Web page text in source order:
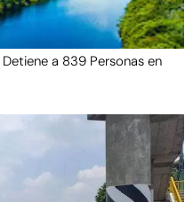
a 839 Personas en